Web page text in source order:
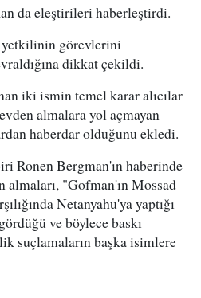
da eleştirileri haberleştirdi.
görevlerini
dikkat çekildi.
iki ismin temel karar alıcılar
almalara yol açmayan
haberdar olduğunu ekledi.
Ronen Bergman'ın haberinde
almaları, "Gofman'ın Mossad
Netanyahu'ya yaptığı
ve böylece baskı
suçlamaların başka isimlere